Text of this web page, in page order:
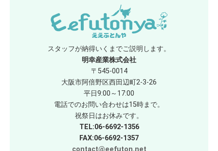
スタッフが納得いくまでご説明します。
明幸産業株式会社
〒545-0014
大阪市阿倍野区西田辺町2-3-26
平日9:00～17:00
電話でのお問い合わせは15時まで。
祝祭日はお休みです。
TEL:06-6692-1356
FAX:06-6692-1357
contact@eefuton.net